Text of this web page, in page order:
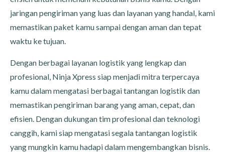
jaringan pengiriman yang luas dan layanan yang handal, kami
memastikan paket kamu sampai dengan aman dan tepat
waktu ke tujuan.
Dengan berbagai layanan logistik yang lengkap dan
profesional, Ninja Xpress siap menjadi mitra terpercaya
kamu dalam mengatasi berbagai tantangan logistik dan
memastikan pengiriman barang yang aman, cepat, dan
efisien. Dengan dukungan tim profesional dan teknologi
canggih, kami siap mengatasi segala tantangan logistik
yang mungkin kamu hadapi dalam mengembangkan bisnis.